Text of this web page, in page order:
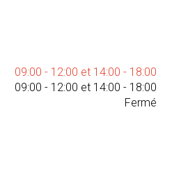
09:00 - 12:00 et 14:00 - 18:00
09:00 - 12:00 et 14:00 - 18:00
Fermé